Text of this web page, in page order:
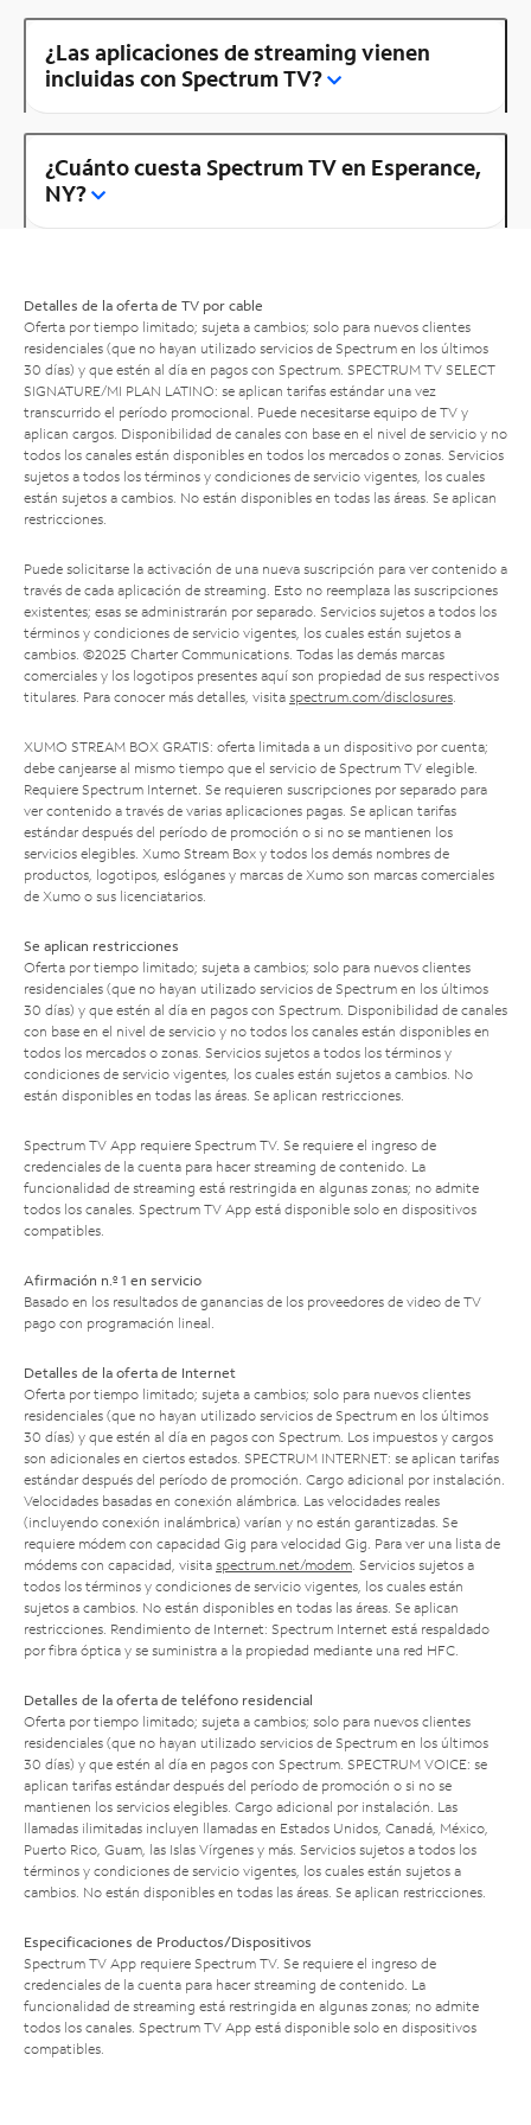
¿Las aplicaciones de streaming vienen
incluidas con Spectrum TV?
¿Cuánto cuesta Spectrum TV en Esperance,
NY?
Detalles de la oferta de TV por cable
Oferta por tiempo limitado; sujeta a cambios; solo para nuevos clientes
residenciales (que no hayan utilizado servicios de Spectrum en los últimos
30 días) y que estén al día en pagos con Spectrum. SPECTRUM TV SELECT
SIGNATURE/MI PLAN LATINO: se aplican tarifas estándar una vez
transcurrido el período promocional. Puede necesitarse equipo de TV y
aplican cargos. Disponibilidad de canales con base en el nivel de servicio y no
todos los canales están disponibles en todos los mercados o zonas. Servicios
sujetos a todos los términos y condiciones de servicio vigentes, los cuales
están sujetos a cambios. No están disponibles en todas las áreas. Se aplican
restricciones.
Puede solicitarse la activación de una nueva suscripción para ver contenido a
través de cada aplicación de streaming. Esto no reemplaza las suscripciones
existentes; esas se administrarán por separado. Servicios sujetos a todos los
términos y condiciones de servicio vigentes, los cuales están sujetos a
cambios. ©2025 Charter Communications. Todas las demás marcas
comerciales y los logotipos presentes aquí son propiedad de sus respectivos
titulares. Para conocer más detalles, visita spectrum.com/disclosures.
XUMO STREAM BOX GRATIS: oferta limitada a un dispositivo por cuenta;
debe canjearse al mismo tiempo que el servicio de Spectrum TV elegible.
Requiere Spectrum Internet. Se requieren suscripciones por separado para
ver contenido a través de varias aplicaciones pagas. Se aplican tarifas
estándar después del período de promoción o si no se mantienen los
servicios elegibles. Xumo Stream Box y todos los demás nombres de
productos, logotipos, eslóganes y marcas de Xumo son marcas comerciales
de Xumo o sus licenciatarios.
Se aplican restricciones
Oferta por tiempo limitado; sujeta a cambios; solo para nuevos clientes
residenciales (que no hayan utilizado servicios de Spectrum en los últimos
30 días) y que estén al día en pagos con Spectrum. Disponibilidad de canales
con base en el nivel de servicio y no todos los canales están disponibles en
todos los mercados o zonas. Servicios sujetos a todos los términos y
condiciones de servicio vigentes, los cuales están sujetos a cambios. No
están disponibles en todas las áreas. Se aplican restricciones.
Spectrum TV App requiere Spectrum TV. Se requiere el ingreso de
credenciales de la cuenta para hacer streaming de contenido. La
funcionalidad de streaming está restringida en algunas zonas; no admite
todos los canales. Spectrum TV App está disponible solo en dispositivos
compatibles.
Afirmación n.º 1 en servicio
Basado en los resultados de ganancias de los proveedores de video de TV
pago con programación lineal.
Detalles de la oferta de Internet
Oferta por tiempo limitado; sujeta a cambios; solo para nuevos clientes
residenciales (que no hayan utilizado servicios de Spectrum en los últimos
30 días) y que estén al día en pagos con Spectrum. Los impuestos y cargos
son adicionales en ciertos estados. SPECTRUM INTERNET: se aplican tarifas
estándar después del período de promoción. Cargo adicional por instalación.
Velocidades basadas en conexión alámbrica. Las velocidades reales
(incluyendo conexión inalámbrica) varían y no están garantizadas. Se
requiere módem con capacidad Gig para velocidad Gig. Para ver una lista de
módems con capacidad, visita spectrum.net/modem. Servicios sujetos a
todos los términos y condiciones de servicio vigentes, los cuales están
sujetos a cambios. No están disponibles en todas las áreas. Se aplican
restricciones. Rendimiento de Internet: Spectrum Internet está respaldado
por fibra óptica y se suministra a la propiedad mediante una red HFC.
Detalles de la oferta de teléfono residencial
Oferta por tiempo limitado; sujeta a cambios; solo para nuevos clientes
residenciales (que no hayan utilizado servicios de Spectrum en los últimos
30 días) y que estén al día en pagos con Spectrum. SPECTRUM VOICE: se
aplican tarifas estándar después del período de promoción o si no se
mantienen los servicios elegibles. Cargo adicional por instalación. Las
llamadas ilimitadas incluyen llamadas en Estados Unidos, Canadá, México,
Puerto Rico, Guam, las Islas Vírgenes y más. Servicios sujetos a todos los
términos y condiciones de servicio vigentes, los cuales están sujetos a
cambios. No están disponibles en todas las áreas. Se aplican restricciones.
Especificaciones de Productos/Dispositivos
Spectrum TV App requiere Spectrum TV. Se requiere el ingreso de
credenciales de la cuenta para hacer streaming de contenido. La
funcionalidad de streaming está restringida en algunas zonas; no admite
todos los canales. Spectrum TV App está disponible solo en dispositivos
compatibles.